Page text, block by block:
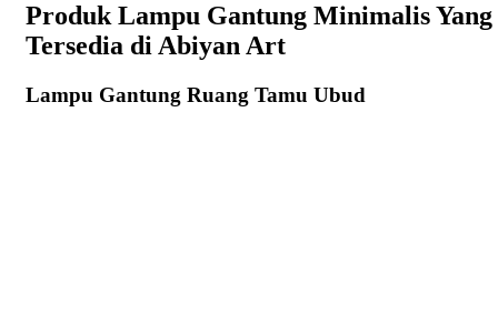
Produk Lampu Gantung Minimalis Yang
Tersedia di Abiyan Art
Lampu Gantung Ruang Tamu Ubud